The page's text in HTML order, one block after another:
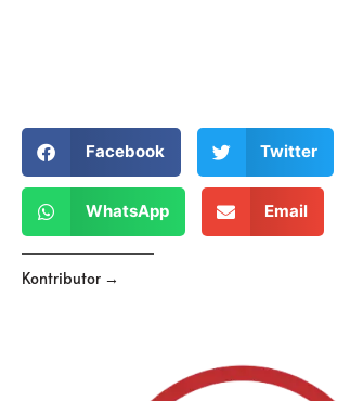
Facebook Twitter
WhatsApp Email
Kontributor →